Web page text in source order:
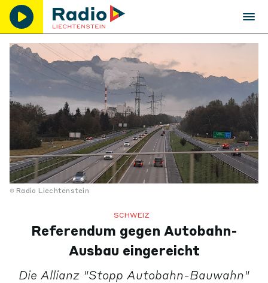
Radio Liechtenstein
SCHWEIZ
Referendum gegen Autobahn-
Ausbau eingereicht
Die Allianz "Stopp Autobahn-Bauwahn"